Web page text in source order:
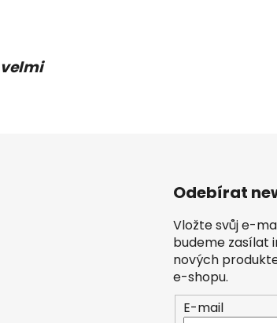
velmi
Odebírat
Vložte svůj e-
budeme zasílat
nových
e-shopu.
E-mail